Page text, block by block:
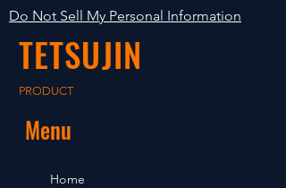
shipped in 2-5 days. Shipment to
foreign countries will be shipment
after payment confirmation.
Do Not Sell My Personal Information
TETSUJIN
PRODUCT
Menu
Home